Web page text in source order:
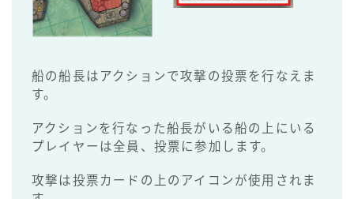
船の船長はアクションで攻撃の投票を行なえま
す。
アクションを行なった船長がいる船の上にいる
プレイヤーは全員、投票に参加します。
攻撃は投票カードの上のアイコンが使用されま